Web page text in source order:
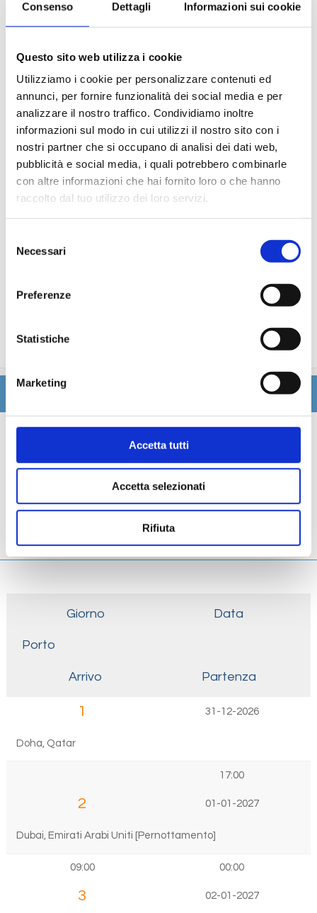
Consenso Dettagli Informazioni sui cookie
Questo sito web utilizza i cookie
Utilizziamo i cookie per personalizzare contenuti ed
annunci, per fornire funzionalità dei social media e per
analizzare il nostro traffico. Condividiamo inoltre
informazioni sul modo in cui utilizzi il nostro sito con i
nostri partner che si occupano di analisi dei dati web,
pubblicità e social media, i quali potrebbero combinarle
con altre informazioni che hai fornito loro o che hanno
raccolto dal tuo utilizzo dei loro servizi.
delNecessari
Preferenze
Statistiche
Marketing
Accetta tutti
Accetta selezionati
Rifiuta
Le quote di servizio (mance)
Il trattamento di pensione completa a bordo (colazione,
Bevande a dispenser, serata di Gala con menù
La partecipazione a tutte le attività di animazione
(giochi, concorsi, tornei, feste, serate a tema).
Gli spettacoli musicali o di cabaret nel teatro di bordo, i
balli e le feste in programma tutte le sere durante la
crociera.
L'utilizzo di tutte le attrezzature della nave: piscine,
lettini, teli mare, palestra, vasche idromassaggio,
biblioteca, discoteca.
Le bevande, le escursioni a terra nel corso della crociera,
Tasse portuali
trattamenti estetici, medico, navigazione internet,
lavanderia).
Scheda tecnica
Galleria
Cabine
Ponti
Giorno Data
Porto
Arrivo Partenza
1 31-12-2026
Doha, Qatar
17:00
2 01-01-2027
Dubai, Emirati Arabi Uniti [Pernottamento]
09:00 00:00
3 02-01-2027